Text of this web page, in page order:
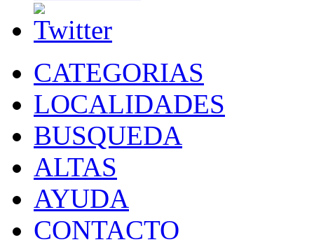
CATEGORIAS
LOCALIDADES
BUSQUEDA
ALTAS
AYUDA
CONTACTO